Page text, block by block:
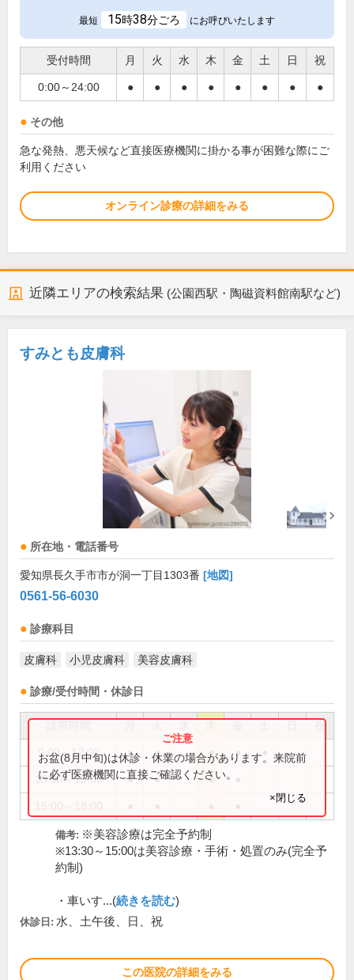
最短 15時38分ごろ にお呼びいたします
受付時間 月 火 水 木 金 土 日 祝
0:00～24:00 ● ● ● ● ● ● ● ●
その他
急な発熱、悪天候など直接医療機関に掛かる事が困難な際にご
利用ください
オンライン診療の詳細をみる
近隣エリアの検索結果 (公園西駅・陶磁資料館南駅など)
すみとも皮膚科
所在地・電話番号
愛知県長久手市市が洞一丁目1303番 [地図]
0561-56-6030
診療科目
皮膚科 小児皮膚科 美容皮膚科
診療/受付時間・休診日
祝
9:00～12:00 ● ● ● ●
13:30～15:00 ● ● ●
お盆(8月中旬)は休診・休業の場合があります。来院前
に必ず医療機関に直接ご確認ください。
×閉じる
備考: ※美容診療は完全予約制
※13:30～15:00は美容診療・手術・処置のみ(完全予
約制)
・車いす...(続きを読む)
休診日: 水、土午後、日、祝
この医院の詳細をみる